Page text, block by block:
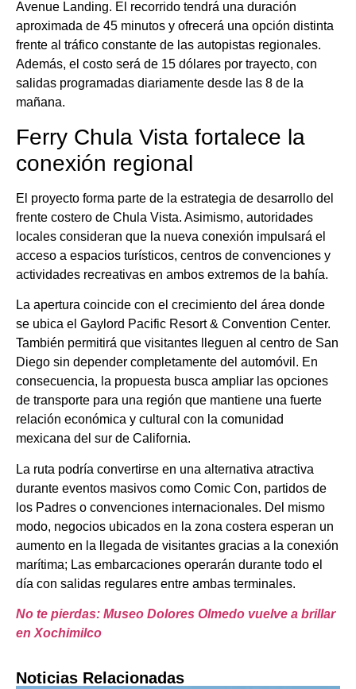
Avenue Landing. El recorrido tendrá una duración
aproximada de 45 minutos y ofrecerá una opción distinta
frente al tráfico constante de las autopistas regionales.
Además, el costo será de 15 dólares por trayecto, con
salidas programadas diariamente desde las 8 de la
mañana.
Ferry Chula Vista fortalece la
conexión regional
El proyecto forma parte de la estrategia de desarrollo del
frente costero de Chula Vista. Asimismo, autoridades
locales consideran que la nueva conexión impulsará el
acceso a espacios turísticos, centros de convenciones y
actividades recreativas en ambos extremos de la bahía.
La apertura coincide con el crecimiento del área donde
se ubica el Gaylord Pacific Resort & Convention Center.
También permitirá que visitantes lleguen al centro de San
Diego sin depender completamente del automóvil. En
consecuencia, la propuesta busca ampliar las opciones
de transporte para una región que mantiene una fuerte
relación económica y cultural con la comunidad
mexicana del sur de California.
La ruta podría convertirse en una alternativa atractiva
durante eventos masivos como Comic Con, partidos de
los Padres o convenciones internacionales. Del mismo
modo, negocios ubicados en la zona costera esperan un
aumento en la llegada de visitantes gracias a la conexión
marítima; Las embarcaciones operarán durante todo el
día con salidas regulares entre ambas terminales.
No te pierdas: Museo Dolores Olmedo vuelve a brillar
en Xochimilco
Noticias Relacionadas